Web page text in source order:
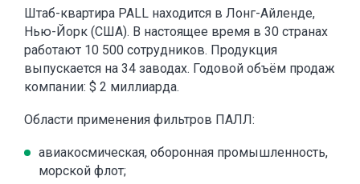
Штаб-квартира PALL находится в Лонг-Айленде,
Нью-Йорк (США). В настоящее время в 30 странах
работают 10 500 сотрудников. Продукция
выпускается на 34 заводах. Годовой объём продаж
компании: $ 2 миллиарда.
Области применения фильтров ПАЛЛ:
авиакосмическая, оборонная промышленность,
морской флот;